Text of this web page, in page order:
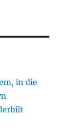
in die